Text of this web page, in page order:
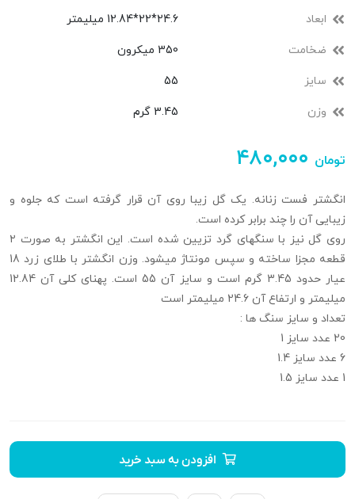
ابعاد 24.6*22*12.84 میلیمتر
ضخامت 350 میکرون
سایز 55
وزن 3.45 گرم
۴۸۰,۰۰۰ تومان
انگشتر فست زنانه. یک گل زیبا روی آن قرار گرفته است که جلوه و
زیبایی آن را چند برابر کرده است.
روی گل نیز با سنگهای گرد تزیین شده است. این انگشتر به صورت ۲
قطعه مجزا ساخته و سپس مونتاژ میشود. وزن انگشتر با طلای زرد 18
عیار حدود 3.45 گرم است و سایز آن 55 است. پهنای کلی آن 12.84
میلیمتر و ارتفاع آن 24.6 میلیمتر است
تعداد و سایز سنگ ها :
20 عدد سایز 1
6 عدد سایز 1.4
1 عدد سایز 1.5
افزودن به سبد خرید